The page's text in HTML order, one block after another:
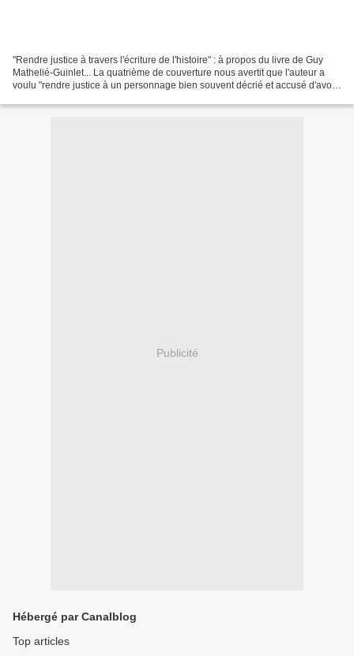
"Rendre justice à travers l'écriture de l'histoire" : à propos du livre de Guy
Mathelié-Guinlet... La quatrième de couverture nous avertit que l'auteur a
voulu "rendre justice à un personnage bien souvent décrié et accusé d'avoir
Publicité
Hébergé par Canalblog
Top articles